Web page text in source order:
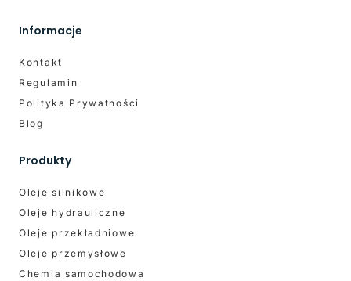
Informacje
Kontakt
Regulamin
Polityka Prywatności
Blog
Produkty
Oleje silnikowe
Oleje hydrauliczne
Oleje przekładniowe
Oleje przemysłowe
Chemia samochodowa